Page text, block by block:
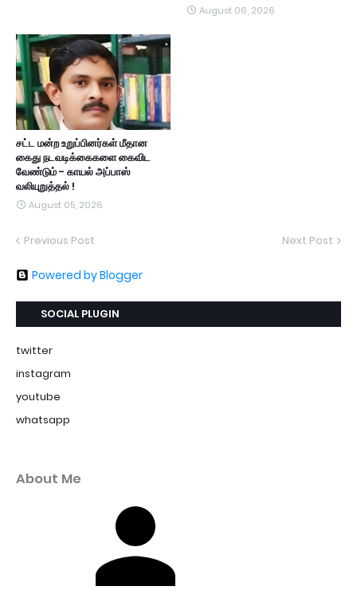
August 06, 2026
சட்ட மன்ற உறுப்பினர்கள் மீதான
கைது நடவடிக்கைகளை கைவிட
வேண்டும் - காயல் அப்பாஸ்
வலியுறுத்தல் !
August 05, 2026
Previous Post Next Post
Powered by Blogger
SOCIAL PLUGIN
twitter
instagram
youtube
whatsapp
About Me